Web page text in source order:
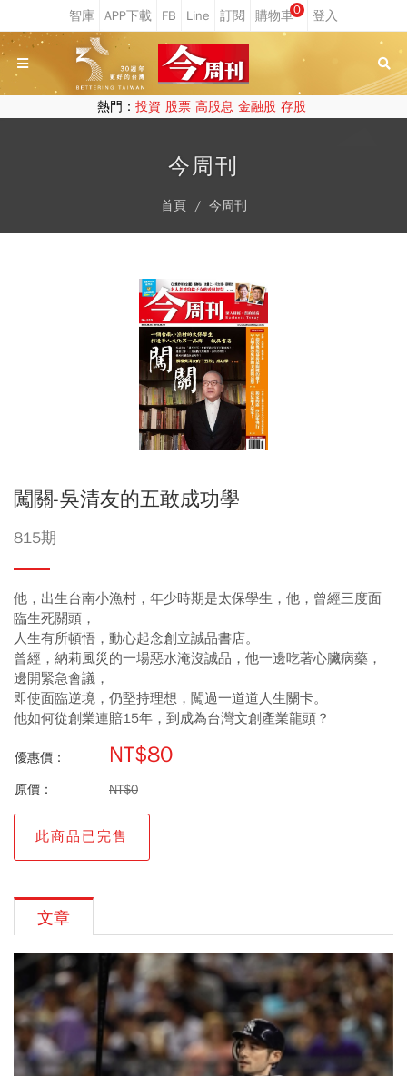
0
熱門： 投資 股票 高股息 金融股 存股
今周刊
首頁 今周刊
闖關-吳清友的五敢成功學
815期
他，出生台南小漁村，年少時期是太保學生，他，曾經三度面
臨生死關頭，
人生有所頓悟，動心起念創立誠品書店。
曾經，納莉風災的一場惡水淹沒誠品，他一邊吃著心臟病藥，
邊開緊急會議，
即使面臨逆境，仍堅持理想，闖過一道道人生關卡。
他如何從創業連賠15年，到成為台灣文創產業龍頭？
優惠價： NT$80
原價： NT$0
此商品已完售
文章